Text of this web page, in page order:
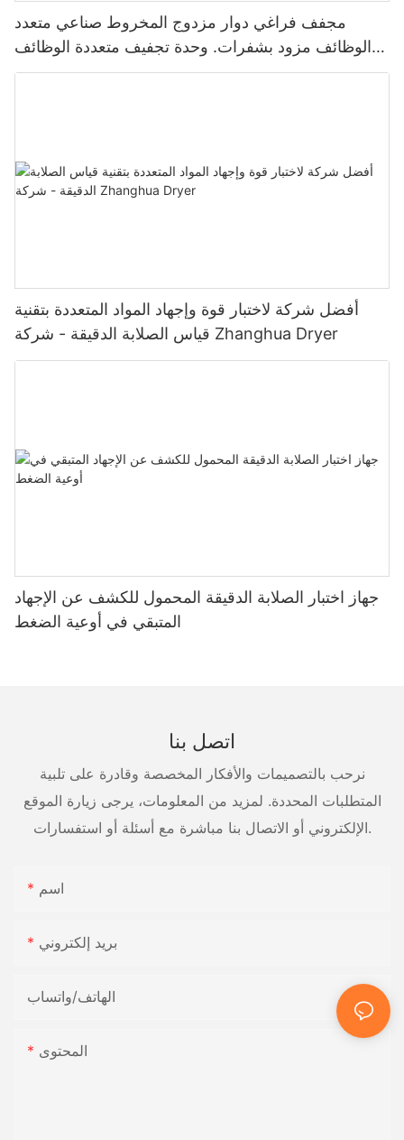
مجفف فراغي دوار مزدوج المخروط صناعي متعدد
الوظائف مزود بشفرات. وحدة تجفيف متعددة الوظائف
مزودة بشفرات.
أفضل شركة لاختبار قوة وإجهاد المواد المتعددة بتقنية
قياس الصلابة الدقيقة - شركة Zhanghua Dryer
جهاز اختبار الصلابة الدقيقة المحمول للكشف عن الإجهاد
المتبقي في أوعية الضغط
اتصل بنا
نرحب بالتصميمات والأفكار المخصصة وقادرة على تلبية
المتطلبات المحددة. لمزيد من المعلومات، يرجى زيارة الموقع
الإلكتروني أو الاتصال بنا مباشرة مع أسئلة أو استفسارات.
اسم
بريد إلكتروني
الهاتف/واتساب
المحتوى